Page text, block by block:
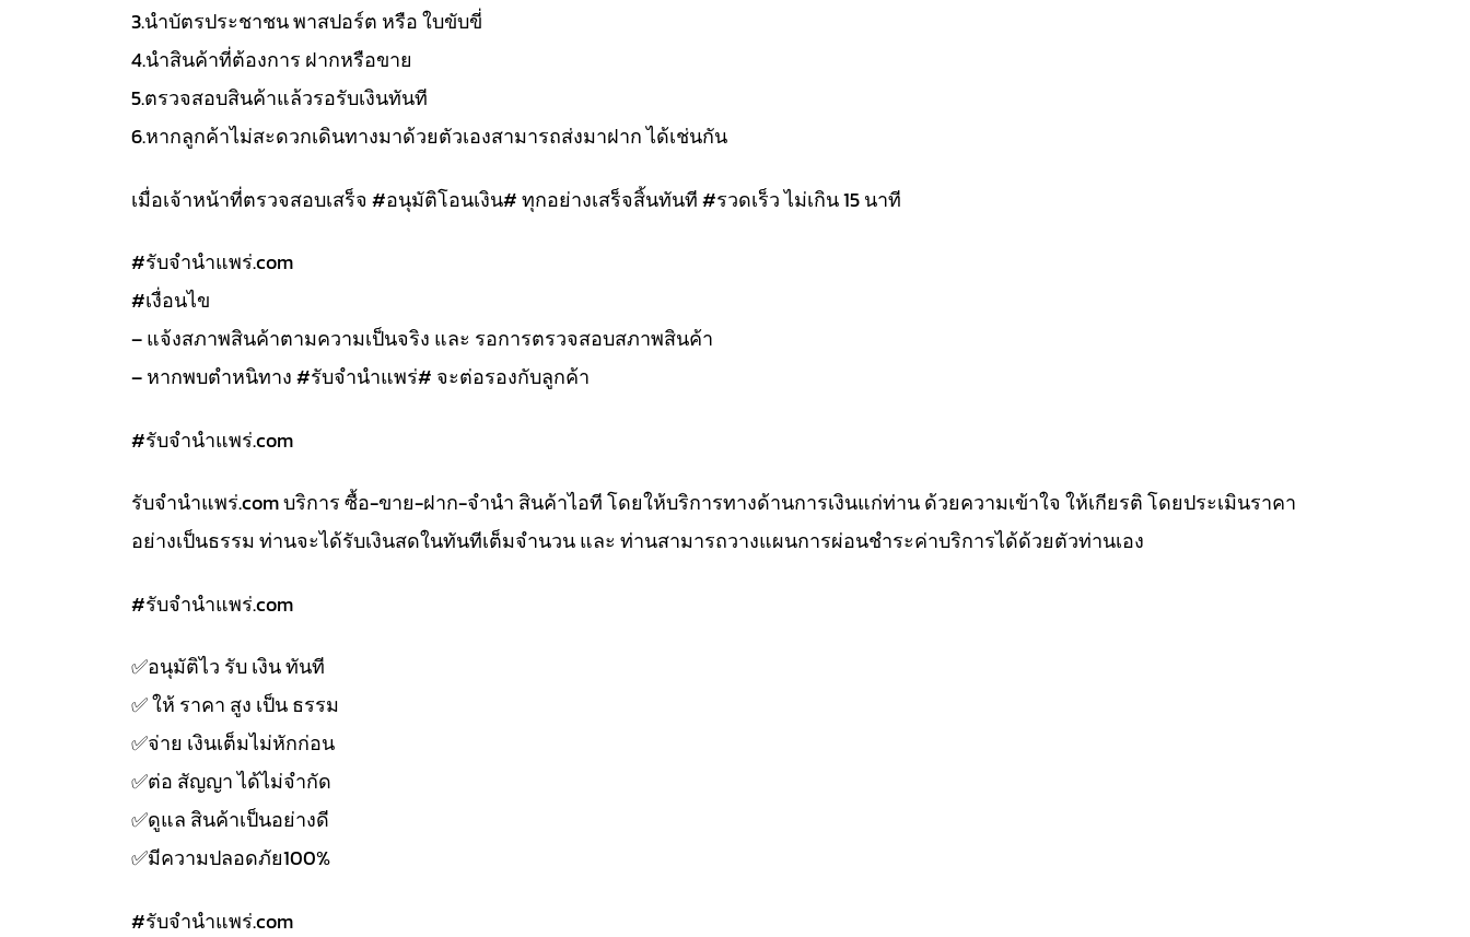
3.นำบัตรประชาชน พาสปอร์ต หรือ ใบขับขี่
4.นำสินค้าที่ต้องการ ฝากหรือขาย
5.ตรวจสอบสินค้าแล้วรอรับเงินทันที
6.หากลูกค้าไม่สะดวกเดินทางมาด้วยตัวเองสามารถส่งมาฝาก ได้เช่นกัน
เมื่อเจ้าหน้าที่ตรวจสอบเสร็จ #อนุมัติโอนเงิน# ทุกอย่างเสร็จสิ้นทันที #รวดเร็ว ไม่เกิน 15 นาที
#รับจํานําแพร่.com
#เงื่อนไข
– แจ้งสภาพสินค้าตามความเป็นจริง และ รอการตรวจสอบสภาพสินค้า
– หากพบตำหนิทาง #รับจำนำแพร่# จะต่อรองกับลูกค้า
#รับจํานําแพร่.com
รับจํานําแพร่.com บริการ ซื้อ-ขาย-ฝาก-จำนำ สินค้าไอที โดยให้บริการทางด้านการเงินแก่ท่าน ด้วยความเข้าใจ ให้เกียรติ โดยประเมินราคา
อย่างเป็นธรรม ท่านจะได้รับเงินสดในทันทีเต็มจำนวน และ ท่านสามารถวางแผนการผ่อนชำระค่าบริการได้ด้วยตัวท่านเอง
#รับจํานําแพร่.com
✅️อนุมัติไว รับ เงิน ทันที
✅️ ให้ ราคา สูง เป็น ธรรม
✅️จ่าย เงินเต็มไม่หักก่อน
✅️ต่อ สัญญา ได้ไม่จำกัด
✅️ดูแล สินค้าเป็นอย่างดี
✅️มีความปลอดภัย100%
#รับจํานําแพร่.com